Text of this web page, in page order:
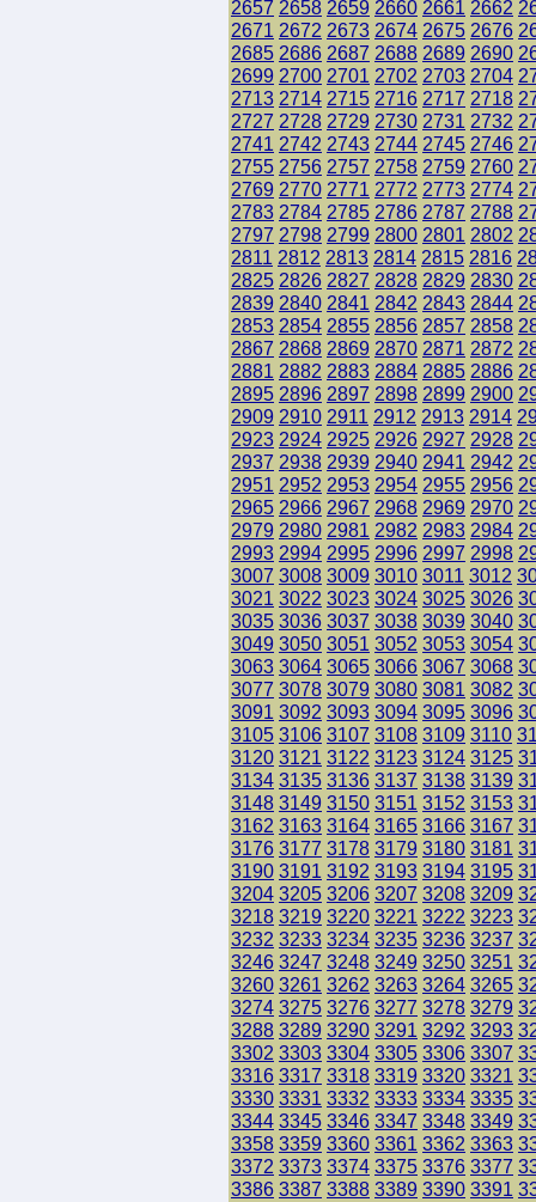
2657 2658 2659 2660 2661 2662
2671 2672 2673 2674 2675 2676
2685 2686 2687 2688 2689 2690
2699 2700 2701 2702 2703 2704
2713 2714 2715 2716 2717 2718
2727 2728 2729 2730 2731 2732
2741 2742 2743 2744 2745 2746
2755 2756 2757 2758 2759 2760
2769 2770 2771 2772 2773 2774
2783 2784 2785 2786 2787 2788
2797 2798 2799 2800 2801 2802
2811 2812 2813 2814 2815 2816
2825 2826 2827 2828 2829 2830
2839 2840 2841 2842 2843 2844
2853 2854 2855 2856 2857 2858
2867 2868 2869 2870 2871 2872
2881 2882 2883 2884 2885 2886
2895 2896 2897 2898 2899 2900
2909 2910 2911 2912 2913 2914
2923 2924 2925 2926 2927 2928
2937 2938 2939 2940 2941 2942
2951 2952 2953 2954 2955 2956
2965 2966 2967 2968 2969 2970
2979 2980 2981 2982 2983 2984
2993 2994 2995 2996 2997 2998
3007 3008 3009 3010 3011 3012
3021 3022 3023 3024 3025 3026
3035 3036 3037 3038 3039 3040
3049 3050 3051 3052 3053 3054
3063 3064 3065 3066 3067 3068
3077 3078 3079 3080 3081 3082
3091 3092 3093 3094 3095 3096
3105 3106 3107 3108 3109 3110
3120 3121 3122 3123 3124 3125
3134 3135 3136 3137 3138 3139
3148 3149 3150 3151 3152 3153
3162 3163 3164 3165 3166 3167
3176 3177 3178 3179 3180 3181
3190 3191 3192 3193 3194 3195
3204 3205 3206 3207 3208 3209
3218 3219 3220 3221 3222 3223
3232 3233 3234 3235 3236 3237
3246 3247 3248 3249 3250 3251
3260 3261 3262 3263 3264 3265
3274 3275 3276 3277 3278 3279
3288 3289 3290 3291 3292 3293
3302 3303 3304 3305 3306 3307
3316 3317 3318 3319 3320 3321
3330 3331 3332 3333 3334 3335
3344 3345 3346 3347 3348 3349
3358 3359 3360 3361 3362 3363
3372 3373 3374 3375 3376 3377
3386 3387 3388 3389 3390 3391